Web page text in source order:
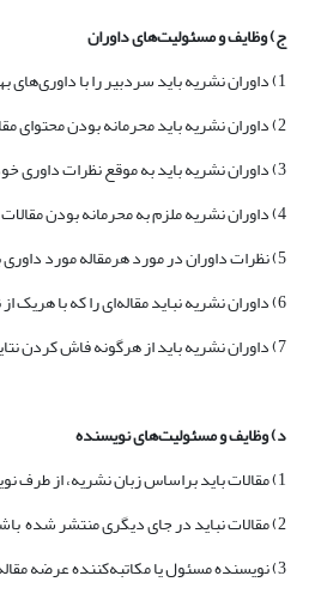
ج) وظایف و مسئولیت‌های داوران
1) داوران نشریه باید سردبیر را با داوری‌های بهینه در تصمیم گیری انتشار مقالات یاری نمایند.
2) داوران نشریه باید محرمانه بودن محتوای مقالات مورد بررسی را کاملا حفظ کنند.
3) داوران نشریه باید به موقع نظرات داوری خود را ارائه دهند تا سردبیر بتواند به موقع در مورد پذیرش چاپ و یا رد مقاله تصمیم گیری نماید.
4) داوران نشریه ملزم به محرمانه بودن مقالات دریافتی جهت داوری هستند و نباید از اطلاعات بدست آمده برای منافع شخصی استفاده نمایند.
5) نظرات داوران در مورد هرمقاله مورد داوری باید فنی، حرفه‌ای و عینی باشد، در غیر اینصورت نباید در ابتداء دعوت به داوری، قبول داوری نمایند..
6) داوران نشریه نباید مقاله‌ای را که با هریک از نویسندگان، مؤسسه و یا دانشگاهی تضاد منافع دارند، داوری کنند.
7) داوران نشریه باید از هرگونه فاش کردن نتایج داوری و ایجاد تضاد منافع خودداری نمایند.
د) وظایف و مسئولیت‌های نویسنده
1) مقالات باید براساس زبان نشریه، از طرف نویسنده عرضه شود و باید بر اساس نگارش صحیح و اصطلاحات مناسب تهیه و عرضه شوند.
2) مقالات نباید در جای دیگری منتشر شده باشد (مگر به صورت چکیده مقاله یا به عنوان بخشی از سخنرانی، بررسی یا پایان‌نامه منتشر شده) و به‌طور کلی توسط نشریه یا ناشر دیگری منتشر و یا در دست بررسی باشد.
3) نویسنده مسئول یا مکاتبه‌کننده عرضه مقاله باید تایید دیگر نویسندگان مقاله را جهت چاپ مقاله مورد نظر را داشته باشد.